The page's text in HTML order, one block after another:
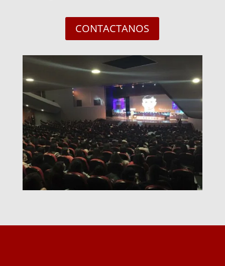
CONTACTANOS